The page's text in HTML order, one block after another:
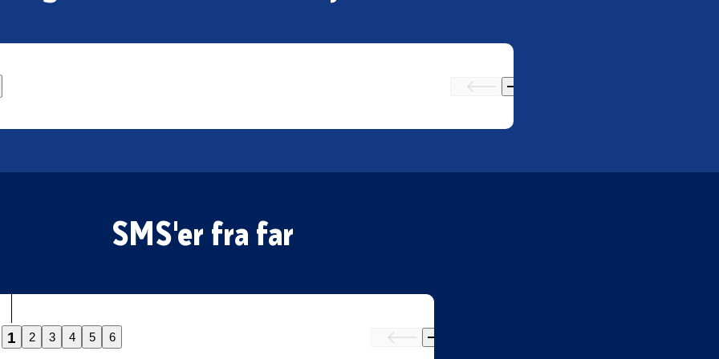
SMS'er fra far
1 2 3 4 5 6